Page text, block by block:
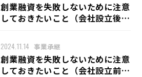
創業融資を失敗しないために注意
しておきたいこと（会社設立後半
2024.11.14 事業承継
創業融資を失敗しないために注意
しておきたいこと（会社設立前後